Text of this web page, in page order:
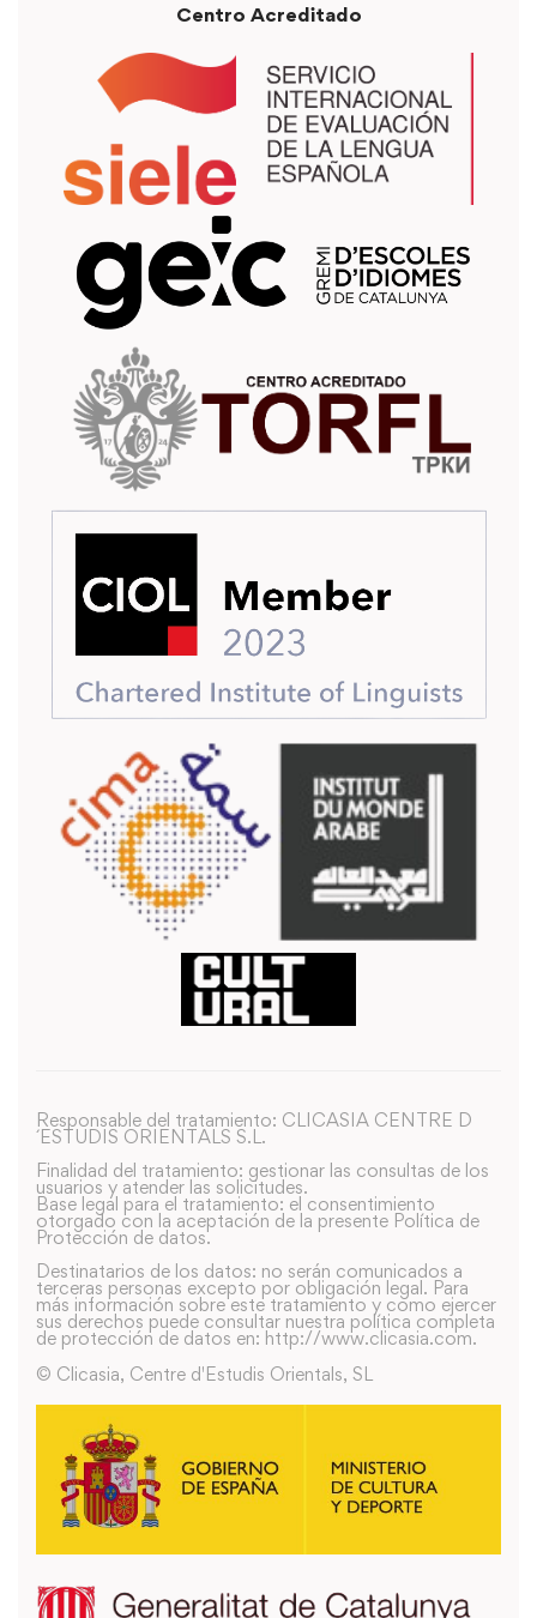
Centro Acreditado
Responsable del tratamiento: CLICASIA CENTRE D
´ESTUDIS ORIENTALS S.L.
Finalidad del tratamiento: gestionar las consultas de los
usuarios y atender las solicitudes.
Base legal para el tratamiento: el consentimiento
otorgado con la aceptación de la presente Política de
Protección de datos.
Destinatarios de los datos: no serán comunicados a
terceras personas excepto por obligación legal. Para
más información sobre este tratamiento y como ejercer
sus derechos puede consultar nuestra política completa
de protección de datos en: http://www.clicasia.com.
© Clicasia, Centre d'Estudis Orientals, SL